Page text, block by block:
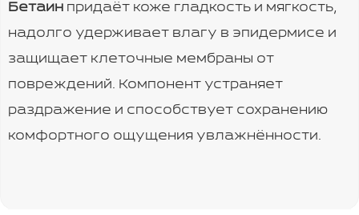
Бетаин придаёт коже гладкость и мягкость,
надолго удерживает влагу в эпидермисе и
защищает клеточные мембраны от
повреждений. Компонент устраняет
раздражение и способствует сохранению
комфортного ощущения увлажнённости.